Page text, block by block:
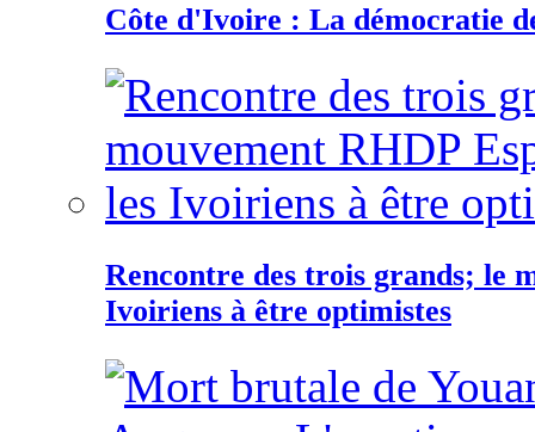
Côte d'Ivoire : La démocratie
Rencontre des trois grands; le
Ivoiriens à être optimistes